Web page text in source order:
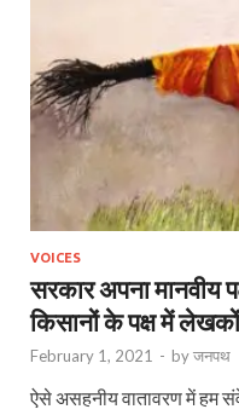
VOICES
सरकार अपना मानवीय
किसानों के पक्ष में
February 1, 2021 - byजनपथ
ऐसे असहनीय वातावरण में हम